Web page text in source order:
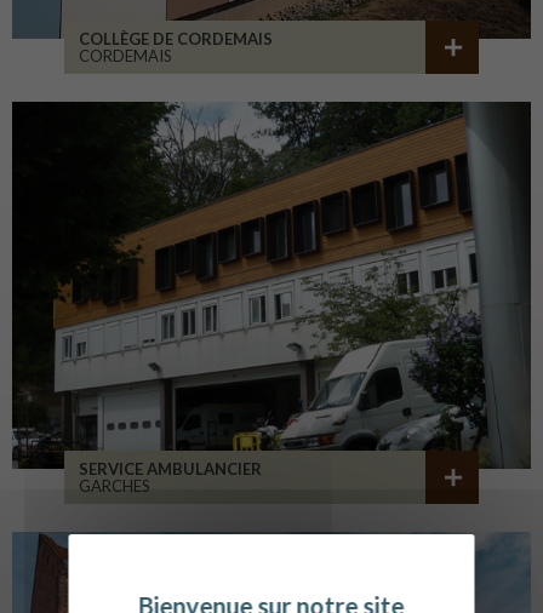
COLLÈGE DE CORDEMAIS
CORDEMAIS
SERVICE AMBULANCIER
GARCHES